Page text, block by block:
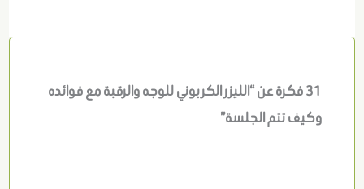
31 فكرة عن “الليزر الكربوني للوجه والرقبة مع فوائده
وكيف تتم الجلسة”